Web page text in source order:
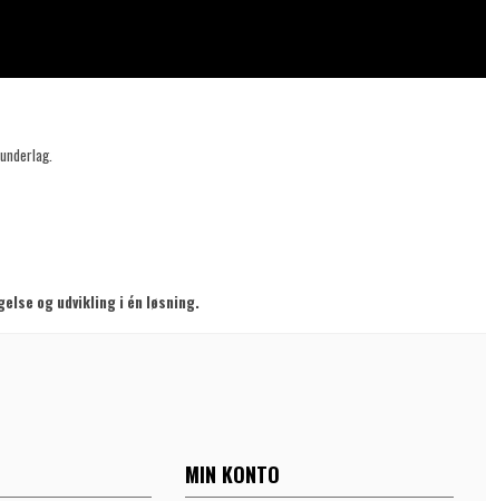
og udvikling i én løsning.
MIN KONTO